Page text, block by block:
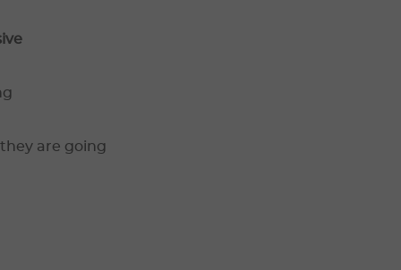
are going